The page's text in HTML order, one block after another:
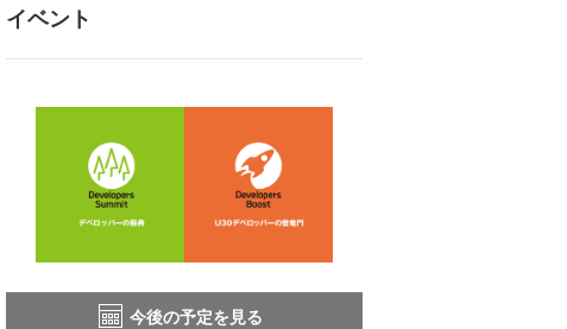
イベント
今後の予定を見る